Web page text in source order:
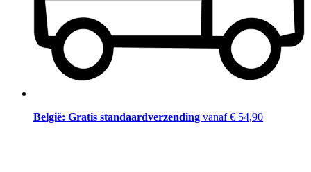
België: Gratis standaardverzending vanaf € 54,90